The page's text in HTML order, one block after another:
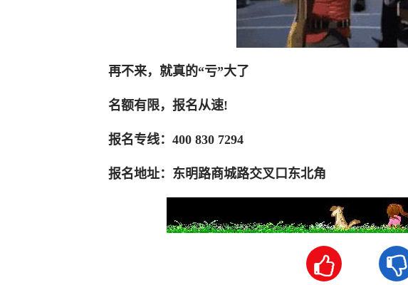
再不来，就真的“亏”大了
名额有限，报名从速!
报名专线：400 830 7294
报名地址：东明路商城路交叉口东北角
 